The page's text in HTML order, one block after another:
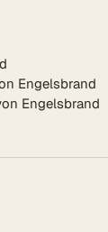
Engelsbrand
Engelsbrand